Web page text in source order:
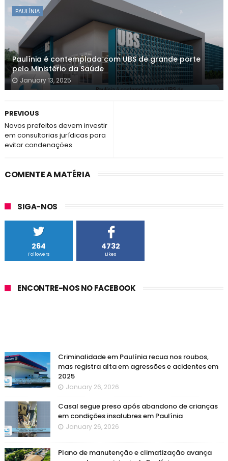
PAULÍNIA
Paulínia é contemplada com UBS de grande porte
pelo Ministério da Saúde
January 13, 2025
PREVIOUS
Novos prefeitos devem investir
em consultorias jurídicas para
evitar condenações
COMENTE A MATÉRIA
SIGA-NOS
264
Followers
4732
Likes
ENCONTRE-NOS NO FACEBOOK
Criminalidade em Paulínia recua nos roubos,
mas registra alta em agressões e acidentes em
2025
January 26, 2026
Casal segue preso após abandono de crianças
em condições insalubres em Paulínia
January 26, 2026
Plano de manutenção e climatização avança